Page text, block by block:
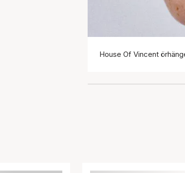
House Of Vincent